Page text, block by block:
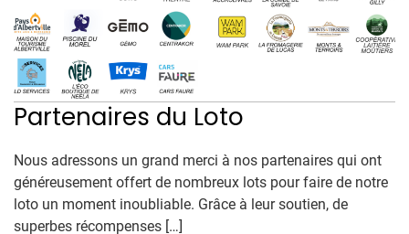
Partenaires du Loto
Nous adressons un grand merci à nos partenaires qui ont
généreusement offert de nombreux lots pour faire de notre
loto un moment inoubliable. Grâce à leur soutien, de
superbes récompenses […]